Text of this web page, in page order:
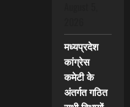
मध्यप्रदेश
कांग्रेस
कमेटी के
अंतर्गत गठित